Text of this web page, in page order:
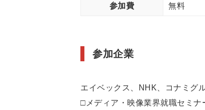
参加費 無料
参加企業
エイベックス、NHK、コナミグ
□メディア・映像業界就職セミ